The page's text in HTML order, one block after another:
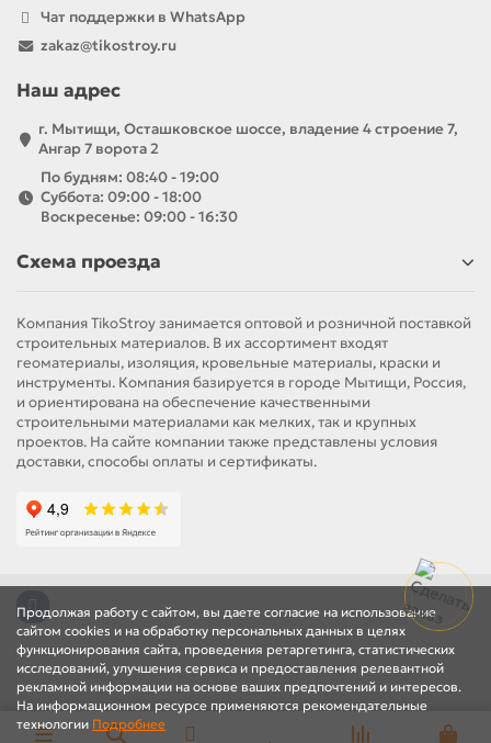
Продолжая работу с сайтом, вы даете согласие на использование
сайтом cookies и на обработку персональных данных в целях
функционирования сайта, проведения ретаргетинга, статистических
исследований, улучшения сервиса и предоставления релевантной
рекламной информации на основе ваших предпочтений и интересов.
На информационном ресурсе применяются рекомендательные
технологии Подробнее
Чат поддержки в WhatsApp
zakaz@tikostroy.ru
Наш адрес
г. Мытищи, Осташковское шоссе, владение 4 строение 7,
Ангар 7 ворота 2
По будням: 08:40 - 19:00
Суббота: 09:00 - 18:00
Воскресенье: 09:00 - 16:30
Схема проезда
Компания TikoStroy занимается оптовой и розничной поставкой
строительных материалов. В их ассортимент входят
геоматериалы, изоляция, кровельные материалы, краски и
инструменты. Компания базируется в городе Мытищи, Россия,
и ориентирована на обеспечение качественными
строительными материалами как мелких, так и крупных
проектов. На сайте компании также представлены условия
доставки, способы оплаты и сертификаты.